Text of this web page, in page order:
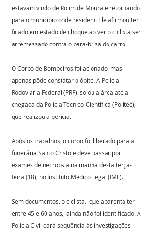
estavam vindo de Rolim de Moura e retornando
para o município onde residem. Ele afirmou ter
ficado em estado de choque ao ver o ciclista ser
arremessado contra o para-brisa do carro.
O Corpo de Bombeiros foi acionado, mas
apenas pôde constatar o óbito. A Polícia
Rodoviária Federal (PRF) isolou a área até a
chegada da Polícia Técnico-Científica (Politec),
que realizou a perícia.
Após os trabalhos, o corpo foi liberado para a
funerária Santo Cristo e deve passar por
exames de necropsia na manhã desta terça-
feira (18), no Instituto Médico Legal (IML).
Sem documentos, o ciclista,  que aparenta ter
entre 45 e 60 anos,  ainda não foi identificado. A
Polícia Civil dará sequência às investigações